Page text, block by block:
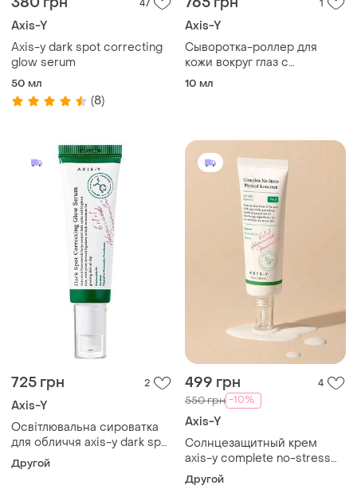
47
Axis-Y
Axis-y dark spot correcting
glow serum
50 мл
(8)
1
Axis-Y
Сыворотка-роллер для
кожи вокруг глаз с
коллагеном axis-y vegan
10 мл
725 грн 2
Axis-Y
Освітлювальна сироватка
для обличчя axis-y dark spot
correcting glow serum, 50
ml
Другой
499 грн 4
550 грн -10%
Axis-Y
Солнцезащитный крем
axis-y complete no-stress
physical sunscreen ver.3
spf50+ pa++++, 50 мл
Другой